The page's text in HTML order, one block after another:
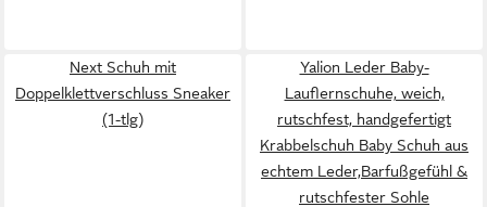
Next Schuh mit
Doppelklettverschluss Sneaker
(1-tlg)
Yalion Leder Baby-
Lauflernschuhe, weich,
rutschfest, handgefertigt
Krabbelschuh Baby Schuh aus
echtem Leder,Barfußgefühl &
rutschfester Sohle